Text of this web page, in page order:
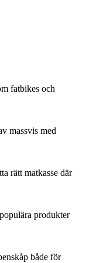
fatbikes och
massvis med
rätt matkasse där
produkter
både för